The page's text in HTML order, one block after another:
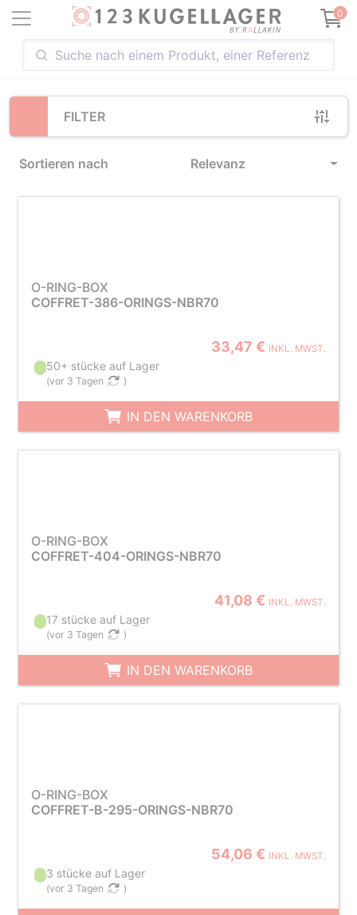
0
FILTER
Sortieren nach Relevanz
Loading...
O-RING-BOX
COFFRET-386-ORINGS-NBR70
33,47 € INKL. MWST.
50+ stücke auf Lager
(vor 3 Tagen )
IN DEN WARENKORB
O-RING-BOX
COFFRET-404-ORINGS-NBR70
41,08 € INKL. MWST.
17 stücke auf Lager
(vor 3 Tagen )
IN DEN WARENKORB
O-RING-BOX
COFFRET-B-295-ORINGS-NBR70
54,06 € INKL. MWST.
3 stücke auf Lager
(vor 3 Tagen )